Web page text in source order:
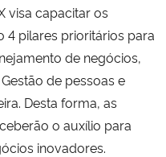
visa capacitar os
pilares prioritários para
de negócios,
de pessoas e
Desta forma, as
o auxílio para
inovadores.